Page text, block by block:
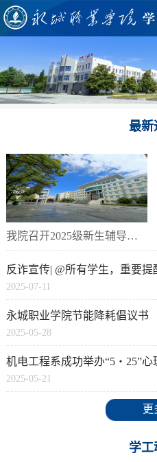
最新
我院召开2025级新生辅导员工作会议
反诈宣传| @所有学生，重要提
2025-07-11
永城职业学院节能降耗倡议书
2025-05-28
机电工程系成功举办“5・25”
2025-05-21
更
学工